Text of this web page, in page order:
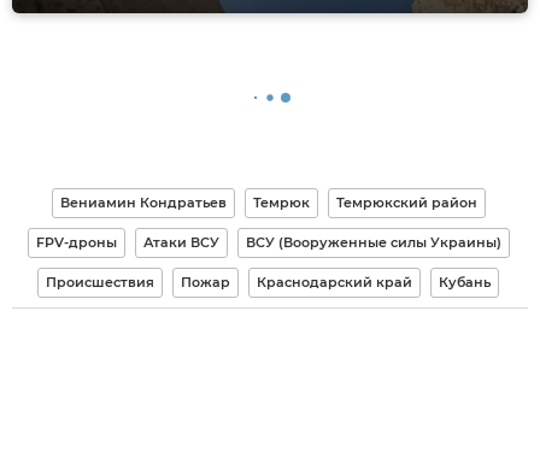
Вениамин Кондратьев Темрюк Темрюкский район
FPV-дроны Атаки ВСУ ВСУ (Вооруженные силы Украины)
Происшествия Пожар Краснодарский край Кубань